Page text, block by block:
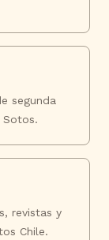
segunda
revistas y
Chile.